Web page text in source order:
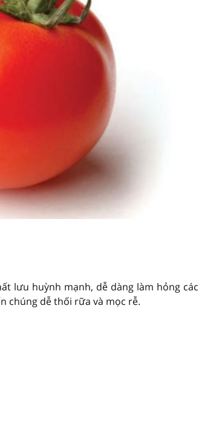
lưu huỳnh mạnh, dễ dàng làm hỏng các
chúng dễ thối rữa và mọc rễ.